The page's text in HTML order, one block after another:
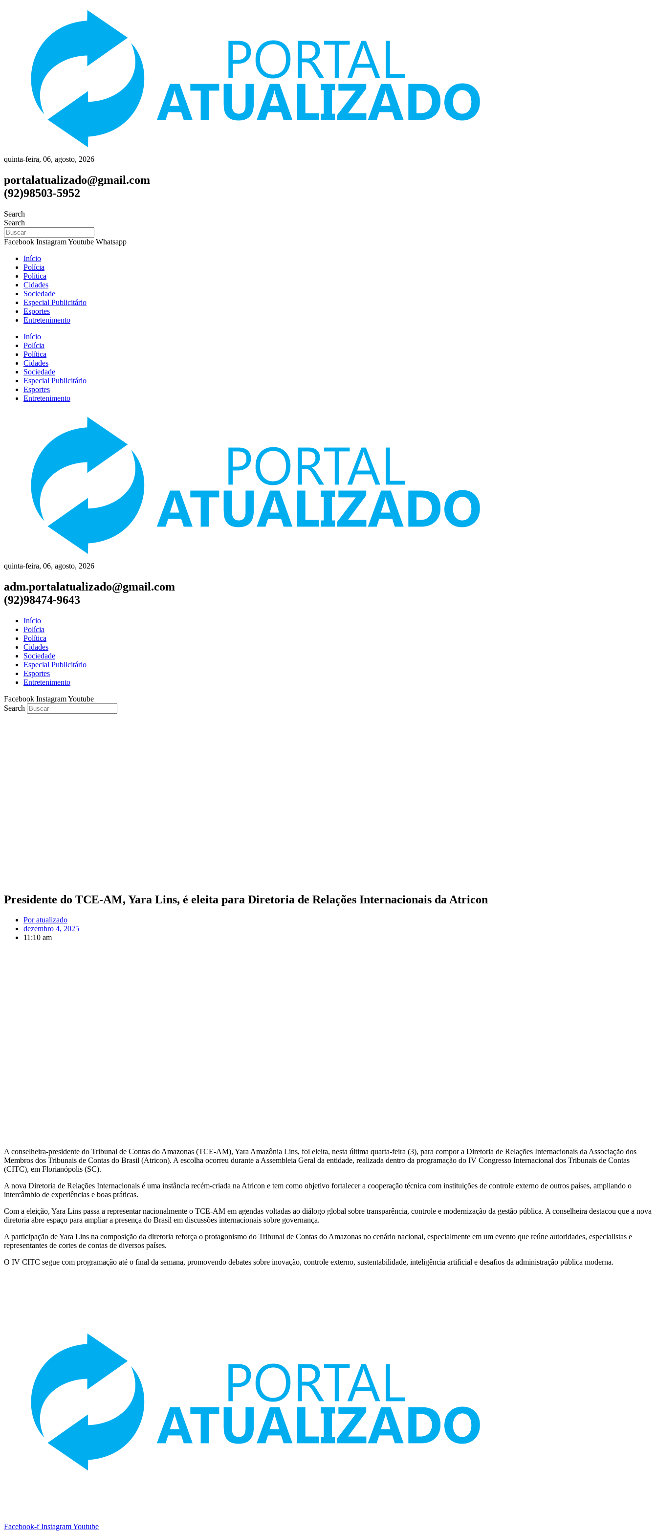
quinta-feira, 06, agosto, 2026
portalatualizado@gmail.com
(92)98503-5952
Search
Search
Facebook InstagramYoutube Whatsapp
Início
Polícia
Política
Cidades
Sociedade
Especial Publicitário
Esportes
Entretenimento
Início
Polícia
Política
Cidades
Sociedade
Especial Publicitário
Esportes
Entretenimento
quinta-feira, 06, agosto, 2026
adm.portalatualizado@gmail.com
(92)98474-9643
Início
Polícia
Política
Cidades
Sociedade
Especial Publicitário
Esportes
Entretenimento
Facebook InstagramYoutube
Search
Presidente do TCE-AM, Yara Lins, é eleita para Diretoria de Relações Internacionais da Atricon
Poratualizado
dezembro 4, 2025
11:10 am
A conselheira-presidente do Tribunal de Contas do Amazonas (TCE-AM), Yara Amazônia Lins, foi eleita, nesta última quarta-feira (3), para compor a Diretoria de Relações Internacionais da Associação dos
Membros dos Tribunais de Contas do Brasil (Atricon). A escolha ocorreu durante a Assembleia Geral da entidade, realizada dentro da programação do IV Congresso Internacional dos Tribunais de Contas
(CITC), em Florianópolis (SC).
A nova Diretoria de Relações Internacionais é uma instância recém-criada na Atricon e tem como objetivo fortalecer a cooperação técnica com instituições de controle externo de outros países, ampliando o
intercâmbio de experiências e boas práticas.
Com a eleição, Yara Lins passa a representar nacionalmente o TCE-AM em agendas voltadas ao diálogo global sobre transparência, controle e modernização da gestão pública. A conselheira destacou que a nova
diretoria abre espaço para ampliar a presença do Brasil em discussões internacionais sobre governança.
A participação de Yara Lins na composição da diretoria reforça o protagonismo do Tribunal de Contas do Amazonas no cenário nacional, especialmente em um evento que reúne autoridades, especialistas e
representantes de cortes de contas de diversos países.
O IV CITC segue com programação até o final da semana, promovendo debates sobre inovação, controle externo, sustentabilidade, inteligência artificial e desafios da administração pública moderna.
Facebook-f InstagramYoutube